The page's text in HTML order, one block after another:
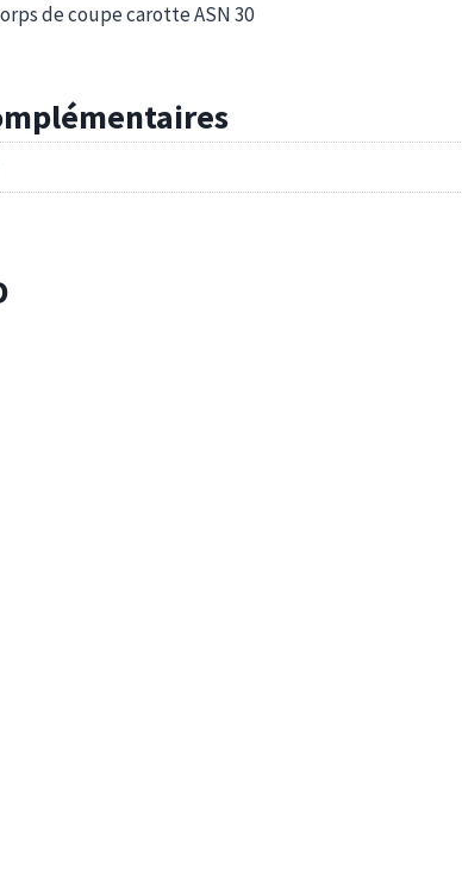
de coupe carotte ASN 30